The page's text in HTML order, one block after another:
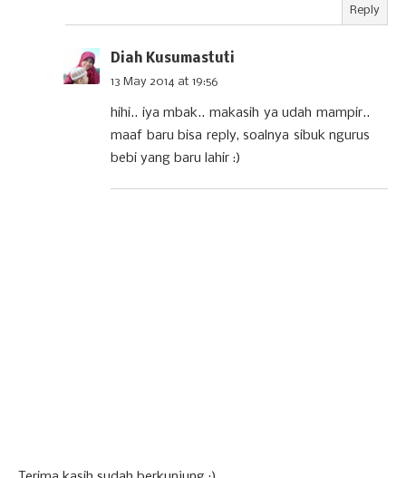
Reply
Diah Kusumastuti
13 May 2014 at 19:56
hihi.. iya mbak.. makasih ya udah mampir..
maaf baru bisa reply, soalnya sibuk ngurus
bebi yang baru lahir :)